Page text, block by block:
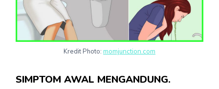
Kredit Photo: momjunction.com
SIMPTOM AWAL MENGANDUNG.